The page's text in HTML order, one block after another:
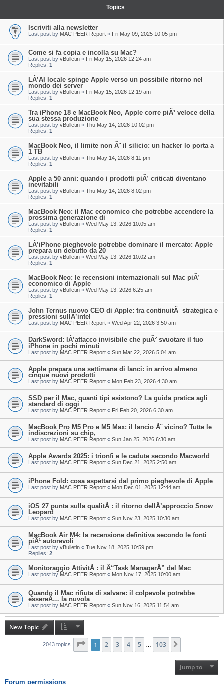
Topics
Iscriviti alla newsletter
Last post by MAC PEER Report « Fri May 09, 2025 10:05 pm
Come si fa copia e incolla su Mac?
Last post by vBulletin « Fri May 15, 2026 12:24 am
Replies: 1
LÂ’AI locale spinge Apple verso un possibile ritorno nel
mondo dei server
Last post by vBulletin « Fri May 15, 2026 12:19 am
Replies: 1
Tra iPhone 18 e MacBook Neo, Apple corre piÃ¹ veloce della
sua stessa produzione
Last post by vBulletin « Thu May 14, 2026 10:02 pm
Replies: 1
MacBook Neo, il limite non Ã¨ il silicio: un hacker lo porta a
1 TB
Last post by vBulletin « Thu May 14, 2026 8:11 pm
Replies: 1
Apple a 50 anni: quando i prodotti piÃ¹ criticati diventano
inevitabili
Last post by vBulletin « Thu May 14, 2026 8:02 pm
Replies: 1
MacBook Neo: il Mac economico che potrebbe accendere la
prossima generazione di
Last post by vBulletin « Wed May 13, 2026 10:05 am
Replies: 1
LÂ’iPhone pieghevole potrebbe dominare il mercato: Apple
prepara un debutto da 20
Last post by vBulletin « Wed May 13, 2026 10:02 am
Replies: 1
MacBook Neo: le recensioni internazionali sul Mac piÃ¹
economico di Apple
Last post by vBulletin « Wed May 13, 2026 6:25 am
Replies: 1
John Ternus nuovo CEO di Apple: tra continuitÃ strategica e
pressioni sullÂ’intel
Last post by MAC PEER Report « Wed Apr 22, 2026 3:50 am
DarkSword: lÂ’attacco invisibile che puÃ² svuotare il tuo
iPhone in pochi minuti
Last post by MAC PEER Report « Sun Mar 22, 2026 5:04 am
Apple prepara una settimana di lanci: in arrivo almeno
cinque nuovi prodotti
Last post by MAC PEER Report « Mon Feb 23, 2026 4:30 am
SSD per il Mac, quanti tipi esistono? La guida pratica agli
standard di oggi
Last post by MAC PEER Report « Fri Feb 20, 2026 6:30 am
MacBook Pro M5 Pro e M5 Max: il lancio Ã¨ vicino? Tutte le
indiscrezioni su chip,
Last post by MAC PEER Report « Sun Jan 25, 2026 6:30 am
Apple Awards 2025: i trionfi e le cadute secondo Macworld
Last post by MAC PEER Report « Sun Dec 21, 2025 2:50 am
iPhone Fold: cosa aspettarsi dal primo pieghevole di Apple
Last post by MAC PEER Report « Mon Dec 01, 2025 12:44 am
iOS 27 punta sulla qualitÃ : il ritorno dellÂ’approccio Snow
Leopard
Last post by MAC PEER Report « Sun Nov 23, 2025 10:30 am
MacBook Air M4: la recensione definitiva secondo le fonti
piÃ¹ autorevoli
Last post by vBulletin « Tue Nov 18, 2025 10:59 pm
Replies: 2
Monitoraggio AttivitÃ : il Â“Task ManagerÂ” del Mac
Last post by MAC PEER Report « Mon Nov 17, 2025 10:00 am
Quando il Mac rifiuta di salvare: il colpevole potrebbe
essereÂ… la nuvola
Last post by MAC PEER Report « Sun Nov 16, 2025 11:54 am
New Topic
2043 topics Page of 103
1 2 3 4 5 103
Jump to
Forum permissions